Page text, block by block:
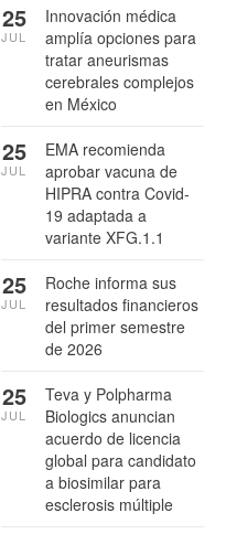
Innovación médica
amplía opciones para
tratar aneurismas
cerebrales complejos
en México
25
JUL
EMA recomienda
aprobar vacuna de
HIPRA contra Covid-
19 adaptada a
variante XFG.1.1
25
JUL
Roche informa sus
resultados financieros
del primer semestre
de 2026
25
JUL
Teva y Polpharma
Biologics anuncian
acuerdo de licencia
global para candidato
a biosimilar para
esclerosis múltiple
25
JUL